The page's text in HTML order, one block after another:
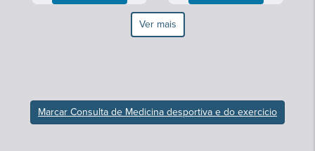
Ver mais
Marcar Consulta de Medicina desportiva e do exercicio